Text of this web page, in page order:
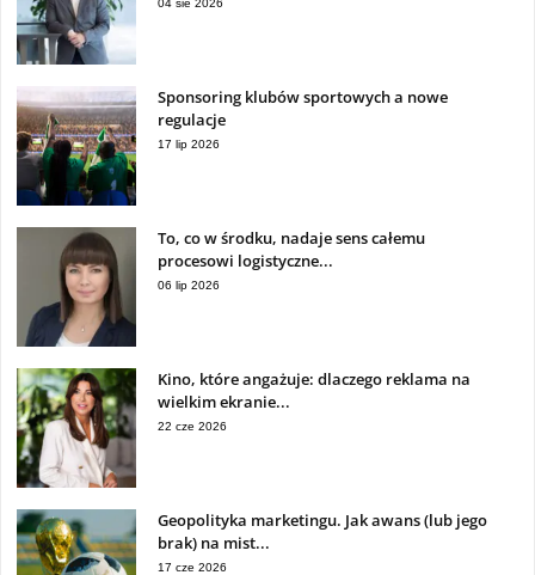
Sponsoring klubów sportowych a nowe
regulacje
17 lip 2026
To, co w środku, nadaje sens całemu
procesowi logistyczne...
06 lip 2026
Kino, które angażuje: dlaczego reklama na
wielkim ekranie...
22 cze 2026
Geopolityka marketingu. Jak awans (lub jego
brak) na mist...
17 cze 2026